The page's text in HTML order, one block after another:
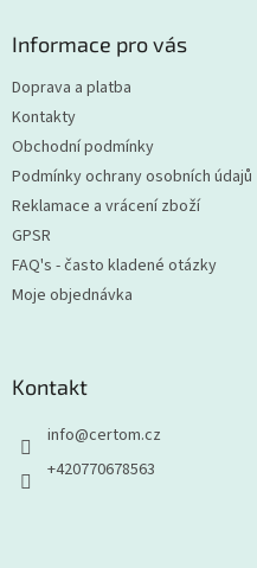
Informace pro vás
Doprava a platba
Kontakty
Obchodní podmínky
Podmínky ochrany osobních údajů
Reklamace a vrácení zboží
GPSR
FAQ's - často kladené otázky
Moje objednávka
Kontakt
info@certom.cz
+420770678563